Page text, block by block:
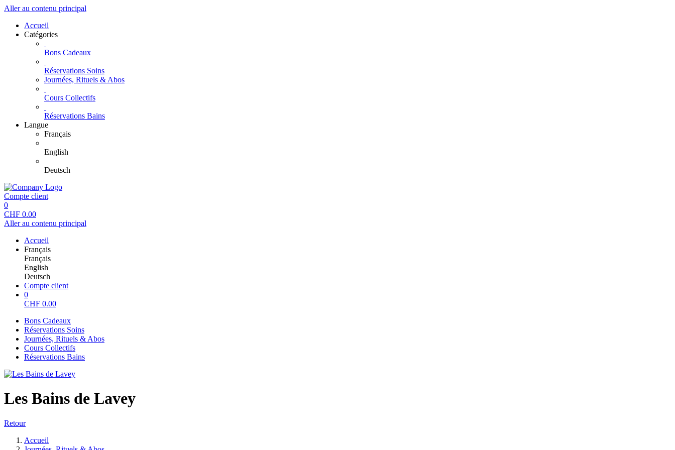
Aller au contenu principal
Accueil
Catégories
Bons Cadeaux
Réservations Soins
Journées, Rituels & Abos
Cours Collectifs
Réservations Bains
Langue
Français
English
Deutsch
Compte client
0
CHF 0.00
Aller au contenu principal
Accueil
Français
Français
English
Deutsch
Compte client
0
CHF 0.00
Bons Cadeaux
Réservations Soins
Journées, Rituels & Abos
Cours Collectifs
Réservations Bains
Les Bains de Lavey
Retour
Accueil